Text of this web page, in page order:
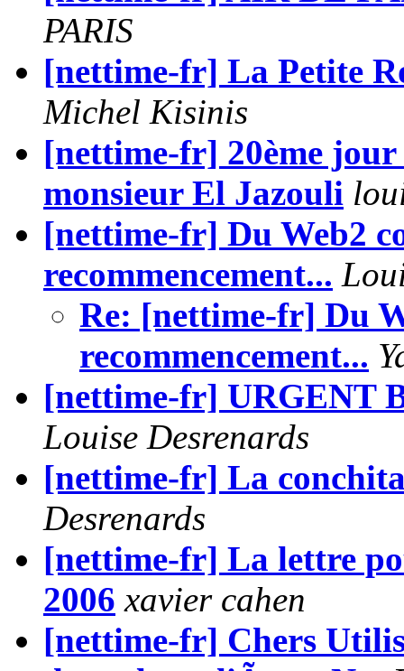
PARIS
[nettime-fr] La Petite
Michel Kisinis
[nettime-fr] 20ème
monsieur El Jazouli
[nettime-fr] Du Web2
recommencement...
Re: [nettime-fr] Du
recommencement...
[nettime-fr] URGENT
Louise Desrenards
[nettime-fr] La
Desrenards
[nettime-fr] La lettre
2006 xavier cahen
[nettime-fr] Chers